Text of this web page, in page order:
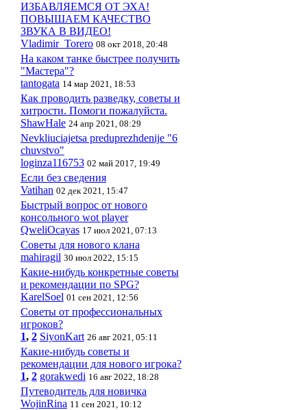
ИЗБАВЛЯЕМСЯ ОТ ЭХА!
ПОВЫШАЕМ КАЧЕСТВО
ЗВУКА В ВИДЕО!
Vladimir_Torero 08 окт 2018, 20:48
На каком танке быстрее получить
"Мастера"?
tantogata 14 мар 2021, 18:53
Как проводить разведку, советы и
хитрости. Помоги пожалуйста.
ShawHale 24 апр 2021, 08:29
Nevkliuciajetsa preduprezhdenije "6
chuvstvo"
loginza116753 02 май 2017, 19:49
Если без сведения
Vatihan 02 дек 2021, 15:47
Быстрый вопрос от нового
консольного wot player
QweliOcayas 17 июл 2021, 07:13
Советы для нового клана
mahiragil 30 июл 2022, 15:15
Какие-нибудь конкретные советы
и рекомендации по SPG?
KarelSoel 01 сен 2021, 12:56
Советы от профессиональных
игроков?
1, 2 SiyonKart 26 авг 2021, 05:11
Какие-нибудь советы и
рекомендации для нового игрока?
1, 2 gorakwedi 16 авг 2022, 18:28
Путеводитель для новичка
WojinRina 11 сен 2021, 10:12